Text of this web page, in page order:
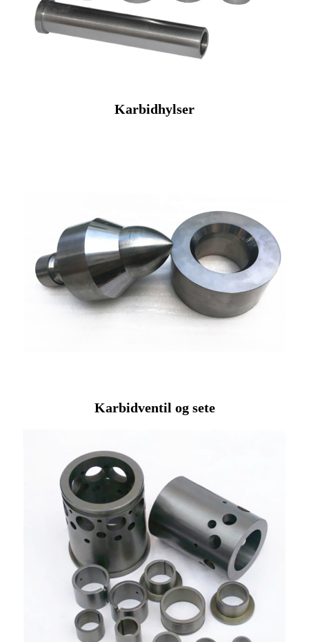
Karbidhylser
Karbidventil og sete